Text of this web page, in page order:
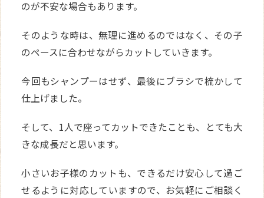
のが不安な場合もあります。
そのような時は、無理に進めるのではなく、その子
のペースに合わせながらカットしていきます。
今回もシャンプーはせず、最後にブラシで梳かして
仕上げました。
そして、1人で座ってカットできたことも、とても大
きな成長だと思います。
小さいお子様のカットも、できるだけ安心して過ご
せるように対応していますので、お気軽にご相談く